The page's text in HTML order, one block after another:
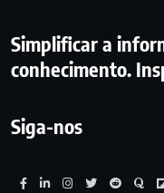
Simplificar a
conhecimento.
Siga-nos